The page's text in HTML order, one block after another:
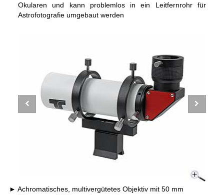
Okularen und kann problemlos in ein Leitfernrohr für
Astrofotografie umgebaut werden
Achromatisches, multivergütetes Objektiv mit 50 mm